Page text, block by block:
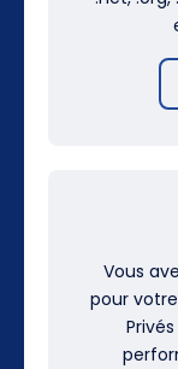
Vous
pour